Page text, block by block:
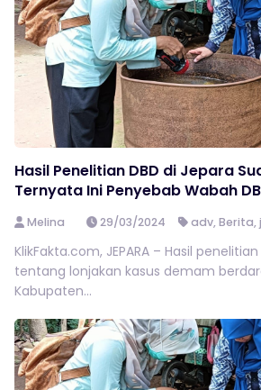
Hasil Penelitian DBD di Jepara
Ternyata Ini Penyebab Wabah
Melina 29/03/2024 adv,Berita,
KlikFakta.com, JEPARA – Hasil
tentang lonjakan kasus demam
Kabupaten...